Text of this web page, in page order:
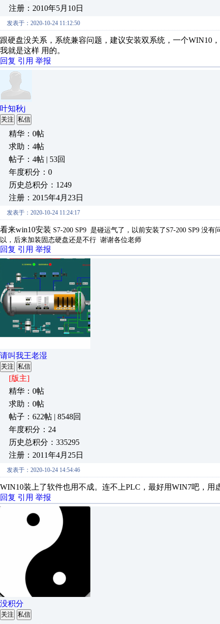
注册：2010年5月10日
发表于：2020-10-24 11:12:50
跟硬盘没关系，系统兼容问题，建议安装双系统，一个WIN10
我就是这样 用的。
回复 引用 举报
叶知秋j
关注 私信
精华：0帖
求助：4帖
帖子：4帖 | 53回
年度积分：0
历史总积分：1249
注册：2015年4月23日
发表于：2020-10-24 11:24:17
看来win10安装 S7-200 SP9 是碰运气了，以前安装了S7-200 SP9 没
以，后来加装固态硬盘还是不行 谢谢各位老师
回复 引用 举报
请叫我王老湿
关注 私信
[版主]
精华：0帖
求助：0帖
帖子：622帖 | 8548回
年度积分：24
历史总积分：335295
注册：2011年4月25日
发表于：2020-10-24 14:54:46
WIN10装上了软件也用不成。连不上PLC，最好用WIN7吧，用
回复 引用 举报
没积分
关注 私信